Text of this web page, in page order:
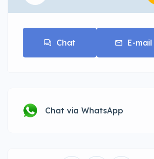
Chat E-mail
Chat via WhatsApp